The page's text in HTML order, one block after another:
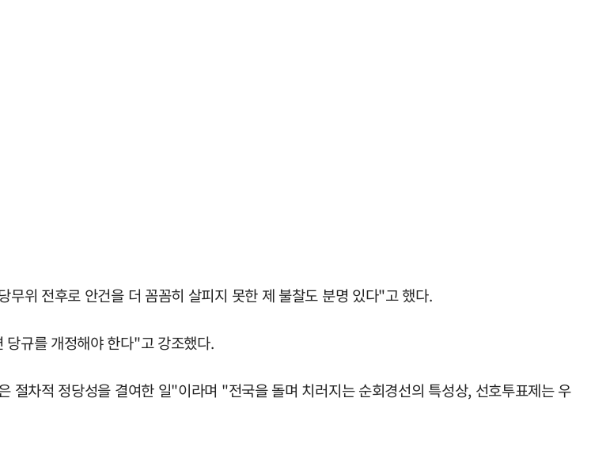
위 전후로 안건을 더 꼼꼼히 살피지 못한 제 불찰도 분명 있다"고 했다.
규를 개정해야 한다"고 강조했다.
절차적 정당성을 결여한 일"이라며 "전국을 돌며 치러지는 순회경선의 특성상, 선호투표제는 우